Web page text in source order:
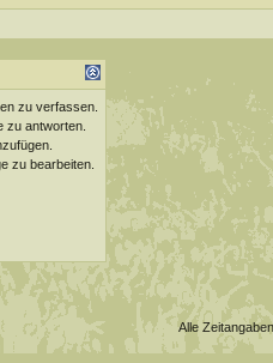
zu verfassen.
zu antworten.
zu bearbeiten.
Alle